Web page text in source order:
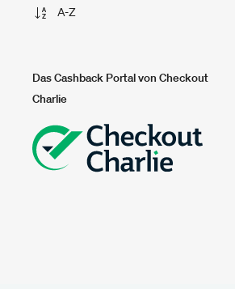
A-Z
Das Cashback Portal von Checkout
Charlie